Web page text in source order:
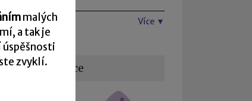
Více ▼
informace
malých
a tak je
zvyklí.